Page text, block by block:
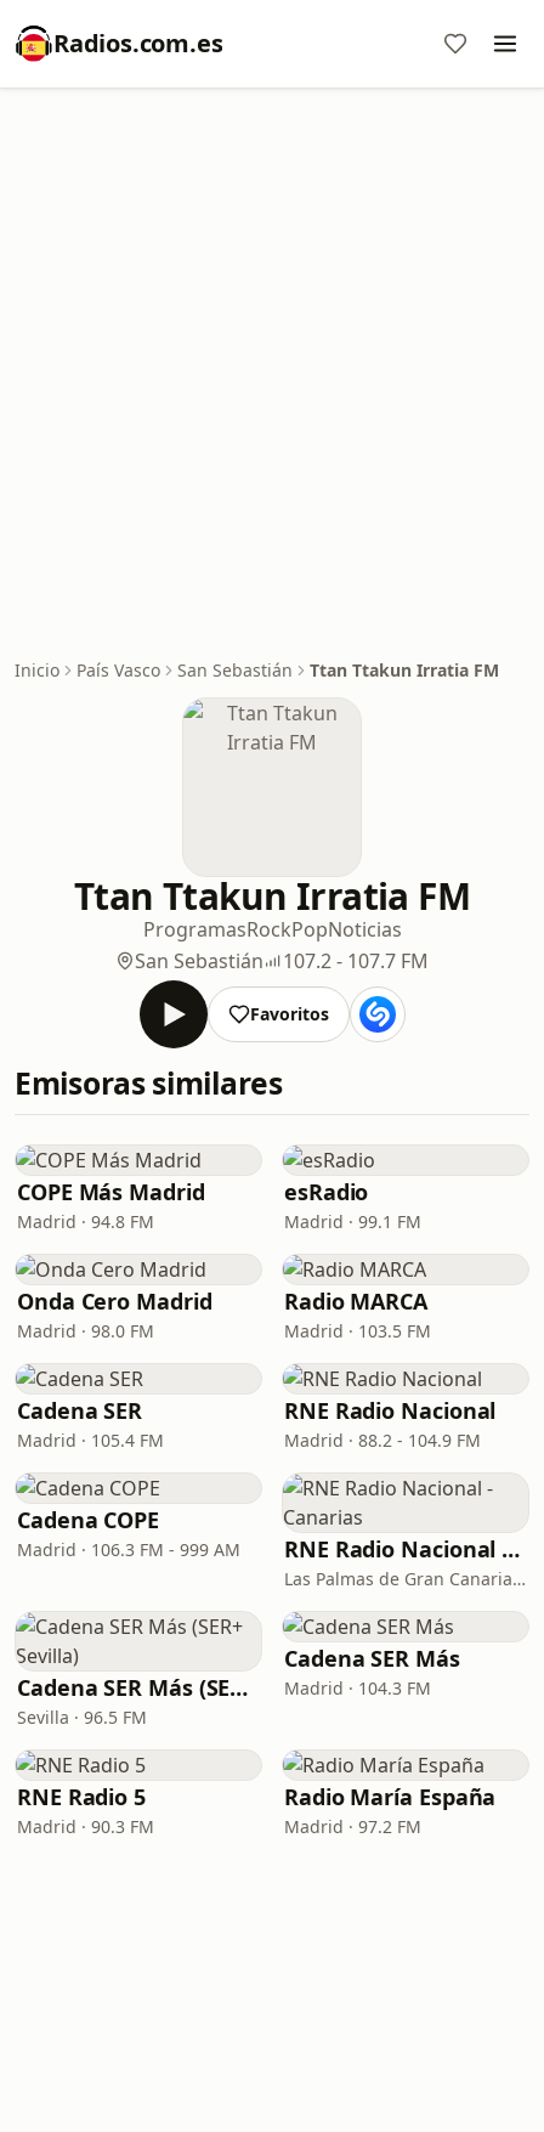
Radios.com.es
Inicio País Vasco San Sebastián Ttan Ttakun Irratia FM
Ttan Ttakun Irratia FM
ProgramasRockPopNoticias
San Sebastián
107.2 - 107.7 FM
Favoritos
Emisoras similares
COPE Más Madrid
Madrid · 94.8 FM
esRadio
Madrid · 99.1 FM
Onda Cero Madrid
Madrid · 98.0 FM
Radio MARCA
Madrid · 103.5 FM
Cadena SER
Madrid · 105.4 FM
RNE Radio Nacional
Madrid · 88.2 - 104.9 FM
Cadena COPE
Madrid · 106.3 FM - 999 AM RNE Radio Nacional - Canarias
Las Palmas de Gran Canaria · 92.8 FM
Cadena SER Más (SER+ Sevilla)
Sevilla · 96.5 FM
Cadena SER Más
Madrid · 104.3 FM
RNE Radio 5
Madrid · 90.3 FM
Radio María España
Madrid · 97.2 FM